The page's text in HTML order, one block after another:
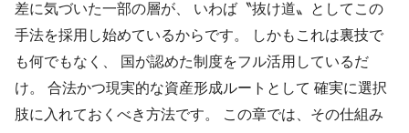
差に気づいた一部の層が、 いわば〝抜け道〟としてこの
手法を採用し始めているからです。 しかもこれは裏技で
も何でもなく、 国が認めた制度をフル活用しているだ
け。 合法かつ現実的な資産形成ルートとして 確実に選択
肢に入れておくべき方法です。 この章では、その仕組み